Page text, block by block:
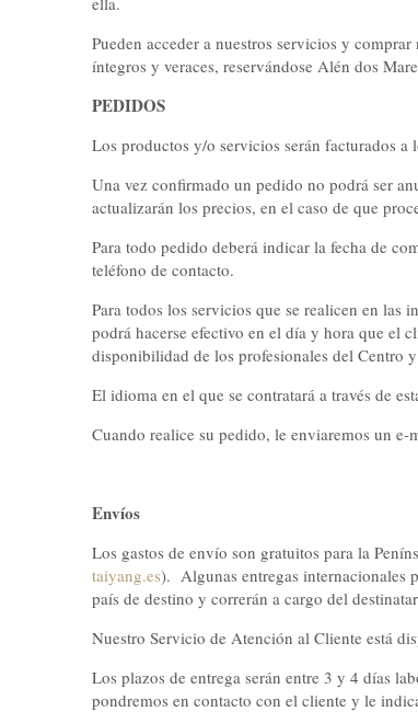
Pueden acceder a nuestros servicios y
íntegros y veraces, reservándose Alén dos
PEDIDOS
Los productos y/o servicios serán facturados
Una vez confirmado un pedido no podrá ser
actualizarán los precios, en el caso de que
Para todo pedido deberá indicar la fecha de
teléfono de contacto.
Para todos los servicios que se realicen en
podrá hacerse efectivo en el día y hora que el
disponibilidad de los profesionales del Centro
El idioma en el que se contratará a través de
Cuando realice su pedido, le enviaremos un
Envíos
Los gastos de envío son gratuitos para la
taiyang.es). Algunas entregas internacionales
país de destino y correrán a cargo del
Nuestro Servicio de Atención al Cliente está
Los plazos de entrega serán entre 3 y 4 días
pondremos en contacto con el cliente y le